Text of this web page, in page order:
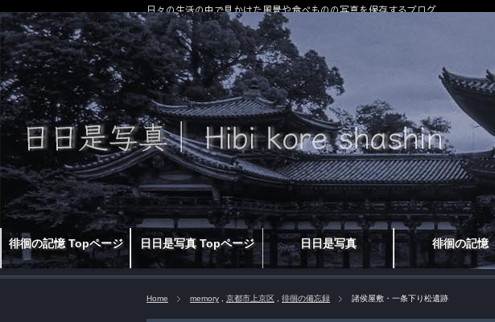
徘徊の記憶 Topページ 日日是写真 Topページ 日日是写真 徘徊の記憶
日々の生活の中で見かけた風景や食べものの写真を保存するブログ
Home memory 京都市上京区 徘徊の備忘録 諸侯屋敷・一条下り松遺跡